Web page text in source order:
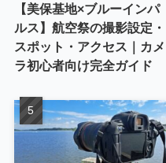
【美保基地×ブルーインパ
ルス】航空祭の撮影設定・
スポット・アクセス｜カメ
ラ初心者向け完全ガイド